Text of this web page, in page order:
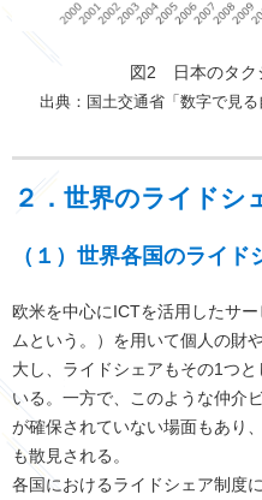
図2 日本のタク
出典：国土交通省「数字で見る
２．世界のライドシ
（１）世界各国のライド
欧米を中心にICTを活用したサ
ムという。）を用いて個人の財
大し、ライドシェアもその1つと
いる。一方で、このような仲介
が確保されていない場面もあり
も散見される。
各国におけるライドシェア制度